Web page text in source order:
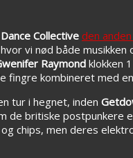
Collective den
vi nød både
Raymond klokken
fingre kombineret med
tur i hegnet, inden
de britiske
chips, men deres